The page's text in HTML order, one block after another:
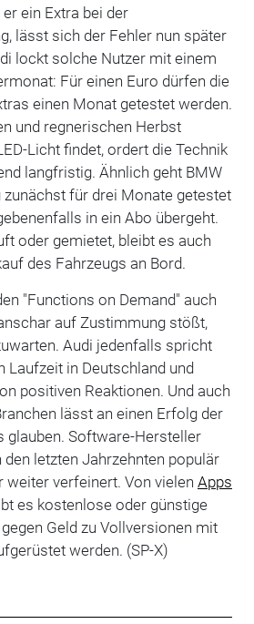
ein Extra bei der
lässt sich der Fehler nun später
lockt solche Nutzer mit einem
Für einen Euro dürfen die
einen Monat getestet werden.
und regnerischen Herbst
Licht findet, ordert die Technik
langfristig. Ähnlich geht BMW
für drei Monate getestet
in ein Abo übergeht.
oder gemietet, bleibt es auch
des Fahrzeugs an Bord.
"Functions on Demand" auch
auf Zustimmung stößt,
Audi jedenfalls spricht
Laufzeit in Deutschland und
positiven Reaktionen. Und auch
lässt an einen Erfolg der
glauben. Software-Hersteller
den letzten Jahrzehnten populär
weiter verfeinert. Von vielen Apps
es kostenlose oder günstige
Geld zu Vollversionen mit
werden. (SP-X)